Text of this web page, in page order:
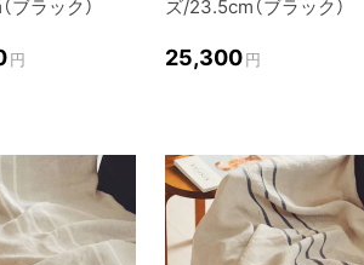
ブラック）
円
ズ/23.5cm（ブラック）
25,300円